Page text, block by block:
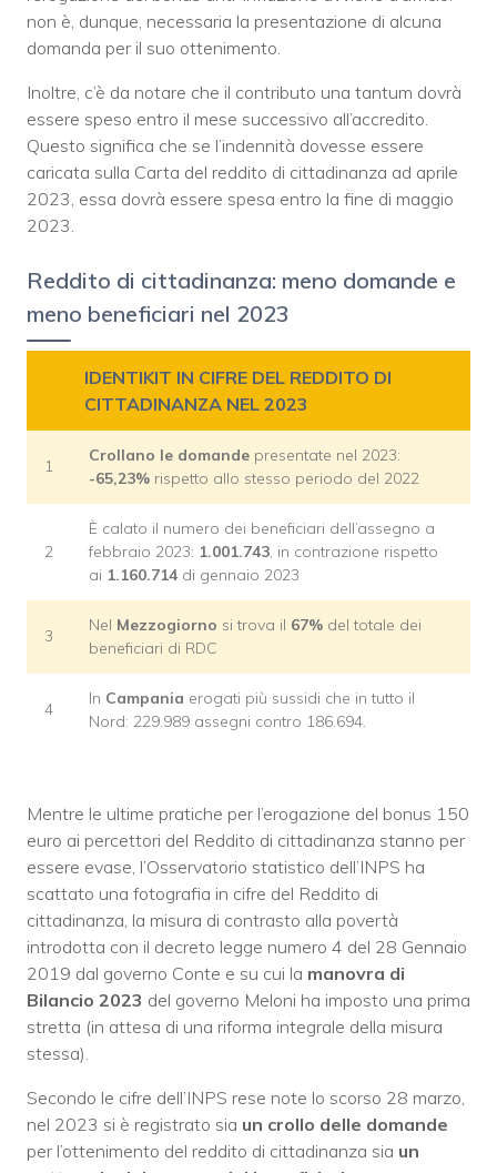
non è, dunque, necessaria la presentazione di alcuna
domanda per il suo ottenimento.
Inoltre, c’è da notare che il contributo una tantum dovrà
essere speso entro il mese successivo all’accredito.
Questo significa che se l’indennità dovesse essere
caricata sulla Carta del reddito di cittadinanza ad aprile
2023, essa dovrà essere spesa entro la fine di maggio
2023.
Reddito di cittadinanza: meno domande e
meno beneficiari nel 2023
IDENTIKIT IN CIFRE DEL REDDITO DI
CITTADINANZA NEL 2023
1
Crollano le domande presentate nel 2023:
-65,23% rispetto allo stesso periodo del 2022
2
È calato il numero dei beneficiari dell’assegno a
febbraio 2023: 1.001.743 , in contrazione rispetto
ai 1.160.714 di gennaio 2023
3
Nel Mezzogiorno si trova il 67% del totale dei
beneficiari di RDC
4
In Campania erogati più sussidi che in tutto il
Nord: 229.989 assegni contro 186.694.
Mentre le ultime pratiche per l’erogazione del bonus 150
euro ai percettori del Reddito di cittadinanza stanno per
essere evase, l’Osservatorio statistico dell’INPS ha
scattato una fotografia in cifre del Reddito di
cittadinanza, la misura di contrasto alla povertà
introdotta con il decreto legge numero 4 del 28 Gennaio
2019 dal governo Conte e su cui la manovra di
Bilancio 2023 del governo Meloni ha imposto una prima
stretta (in attesa di una riforma integrale della misura
stessa).
Secondo le cifre dell’INPS rese note lo scorso 28 marzo,
nel 2023 si è registrato sia un crollo delle domande
per l’ottenimento del reddito di cittadinanza sia un